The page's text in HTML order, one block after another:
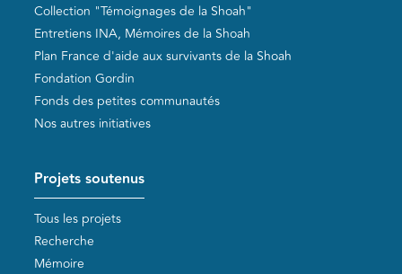
Collection "Témoignages de la Shoah"
Entretiens INA, Mémoires de la Shoah
Plan France d'aide aux survivants de la Shoah
Fondation Gordin
Fonds des petites communautés
Nos autres initiatives
Projets soutenus
Tous les projets
Recherche
Mémoire